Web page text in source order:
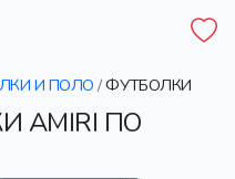
И ПОЛО /ФУТБОЛКИ
AMIRI ПО